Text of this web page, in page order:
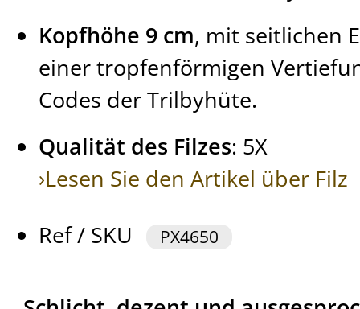
Kopfhöhe 9 cm, mit seitlichen
einer tropfenförmigen
Codes der Trilbyhüte.
Qualität des Filzes: 5X
›Lesen Sie den Artikel über Filz
Ref / SKU
PX4650